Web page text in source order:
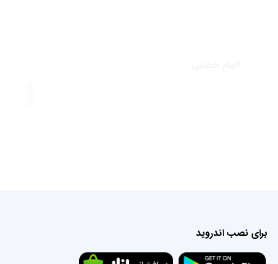
برای نصب اندروید